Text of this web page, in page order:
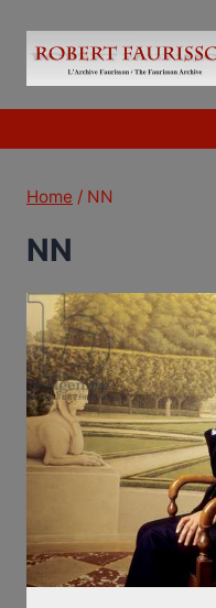
content
Home / NN
NN